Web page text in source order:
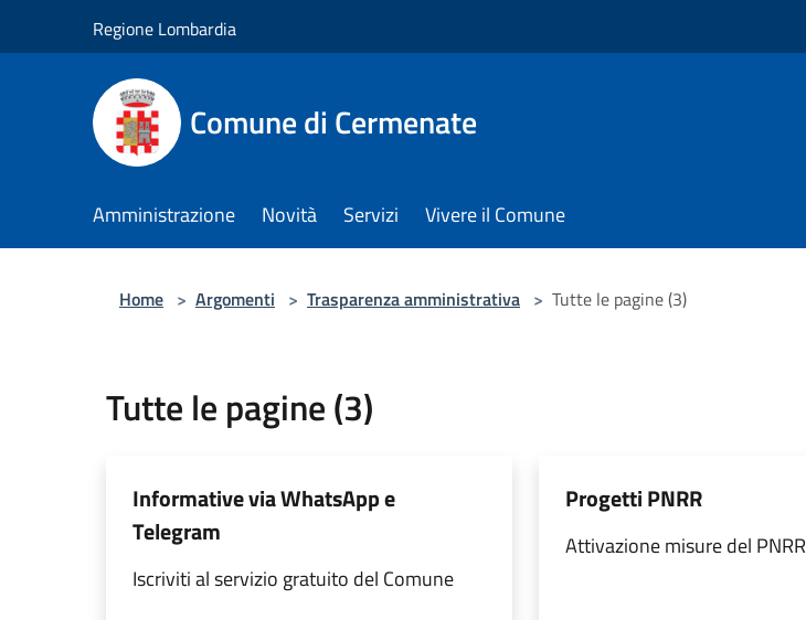
Regione Lombardia
Comune di Cermenate
Amministrazione Novità Servizi Vivere il Comune
Home > Argomenti > Trasparenza amministrativa > Tutte le pagine (3)
Tutte le pagine (3)
Informative via WhatsApp e
Telegram
Iscriviti al servizio gratuito del Comune
Progetti PNRR
Attivazione misure del PNRR